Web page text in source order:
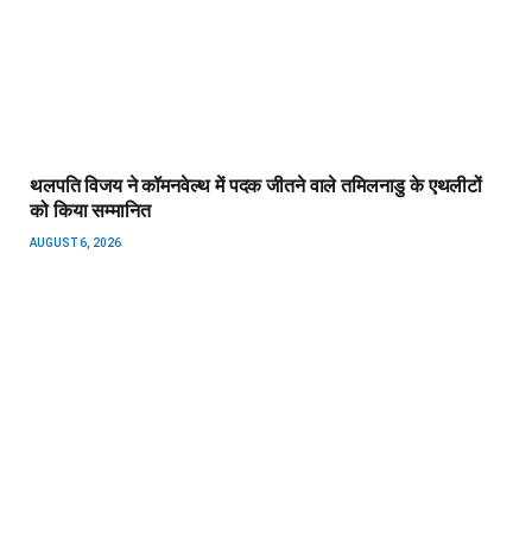
थलपति विजय ने कॉमनवेल्थ में पदक जीतने वाले तमिलनाडु के एथलीटों
को किया सम्मानित
AUGUST 6, 2026